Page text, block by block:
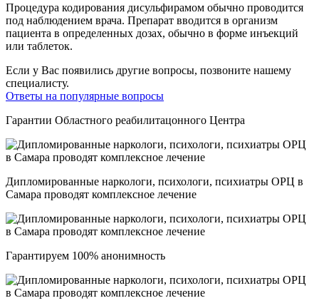
Процедура кодирования дисульфирамом обычно проводится
под наблюдением врача. Препарат вводится в организм
пациента в определенных дозах, обычно в форме инъекций
или таблеток.
Если у Вас появились другие вопросы, позвоните нашему
специалисту.
Ответы на популярные вопросы
Гарантии Областного реабилитацонного Центра
Дипломированные наркологи, психологи, психиатры ОРЦ в
Самара проводят комплексное лечение
Гарантируем 100% анонимность